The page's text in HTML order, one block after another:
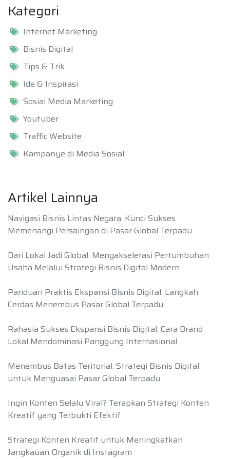
Kategori
Internet Marketing
Bisnis Digital
Tips & Trik
Ide & Inspirasi
Sosial Media Marketing
Youtuber
Traffic Website
Kampanye di Media Sosial
Artikel Lainnya
Navigasi Bisnis Lintas Negara: Kunci Sukses
Memenangi Persaingan di Pasar Global Terpadu
Dari Lokal Jadi Global: Mengakselerasi Pertumbuhan
Usaha Melalui Strategi Bisnis Digital Modern
Panduan Praktis Ekspansi Bisnis Digital: Langkah
Cerdas Menembus Pasar Global Terpadu
Rahasia Sukses Ekspansi Bisnis Digital: Cara Brand
Lokal Mendominasi Panggung Internasional
Menembus Batas Teritorial: Strategi Bisnis Digital
untuk Menguasai Pasar Global Terpadu
Ingin Konten Selalu Viral? Terapkan Strategi Konten
Kreatif yang Terbukti Efektif
Strategi Konten Kreatif untuk Meningkatkan
Jangkauan Organik di Instagram